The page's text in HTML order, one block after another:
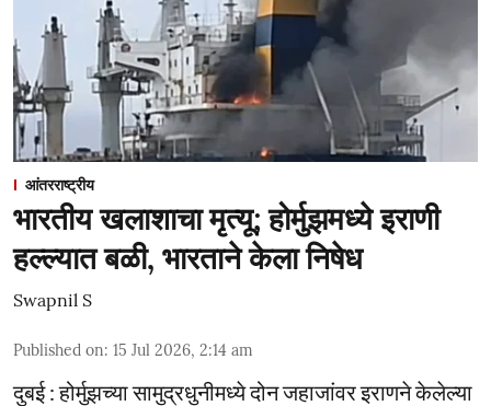
आंतरराष्ट्रीय
भारतीय खलाशाचा मृत्यू; होर्मुझमध्ये इराणी
हल्ल्यात बळी, भारताने केला निषेध
Swapnil S
Published on: 15 Jul 2026, 2:14 am
दुबई : होर्मुझच्या सामुद्रधुनीमध्ये दोन जहाजांवर इराणने केलेल्या